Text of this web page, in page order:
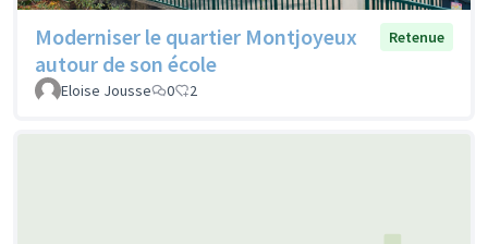
Moderniser le quartier Montjoyeux
autour de son école
Retenue
Eloise Jousse 0 2